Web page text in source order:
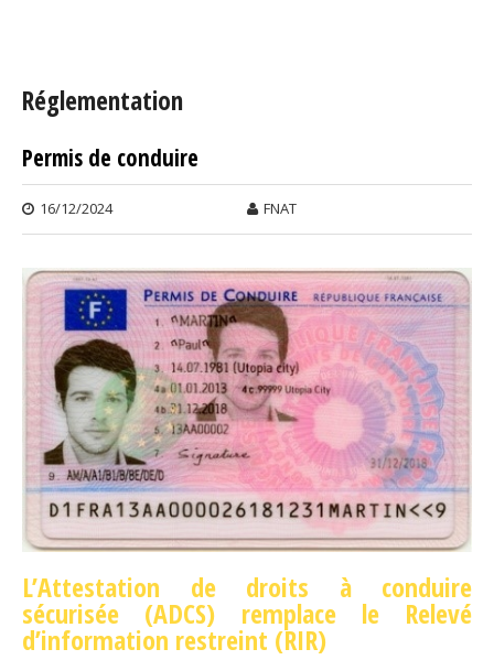
Réglementation
Permis de conduire
16/12/2024 FNAT
L’Attestation de droits à conduire
sécurisée (ADCS) remplace le Relevé
d’information restreint (RIR)
Pages